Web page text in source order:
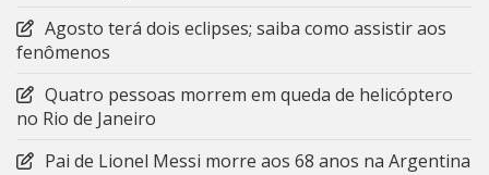
Agosto terá dois eclipses; saiba como assistir aos
fenômenos
Quatro pessoas morrem em queda de helicóptero
no Rio de Janeiro
Pai de Lionel Messi morre aos 68 anos na Argentina